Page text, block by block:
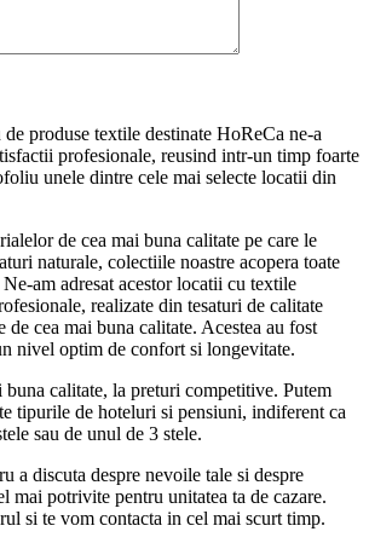
produse textile destinate HoReCa ne-a
profesionale, reusind intr-un timp foarte
unele dintre cele mai selecte locatii din
de cea mai buna calitate pe care le
naturale, colectiile noastre acopera toate
am adresat acestor locatii cu textile
realizate din tesaturi de calitate
de cea mai buna calitate. Acestea au fost
nivel optim de confort si longevitate.
calitate, la preturi competitive. Putem
tipurile de hoteluri si pensiuni, indiferent ca
sau de unul de 3 stele.
a discuta despre nevoile tale si despre
mai potrivite pentru unitatea ta de cazare.
si te vom contacta in cel mai scurt timp.